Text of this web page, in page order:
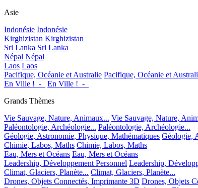
Asie
Indonésie Indonésie
Kirghizistan Kirghizistan
Sri Lanka Sri Lanka
Népal Népal
Laos Laos
Pacifique, Océanie et Australie Pacifique, Océanie et
En Ville !_-_
En Ville !_-_
Grands Thèmes
Vie Sauvage, Nature, Animaux... Vie Sauvage, Nature,
Paléontologie, Archéologie... Paléontologie, Archéologie...
Géologie, Astronomie, Physique, Mathématiques Géologie,
Chimie, Labos, Maths Chimie, Labos, Maths
Eau, Mers et Océans Eau, Mers et Océans
Leadership, Développement Personnel Leadership,
Climat, Glaciers, Planète... Climat, Glaciers, Planète...
Drones, Objets Connectés, Imprimante 3D Drones, Objets